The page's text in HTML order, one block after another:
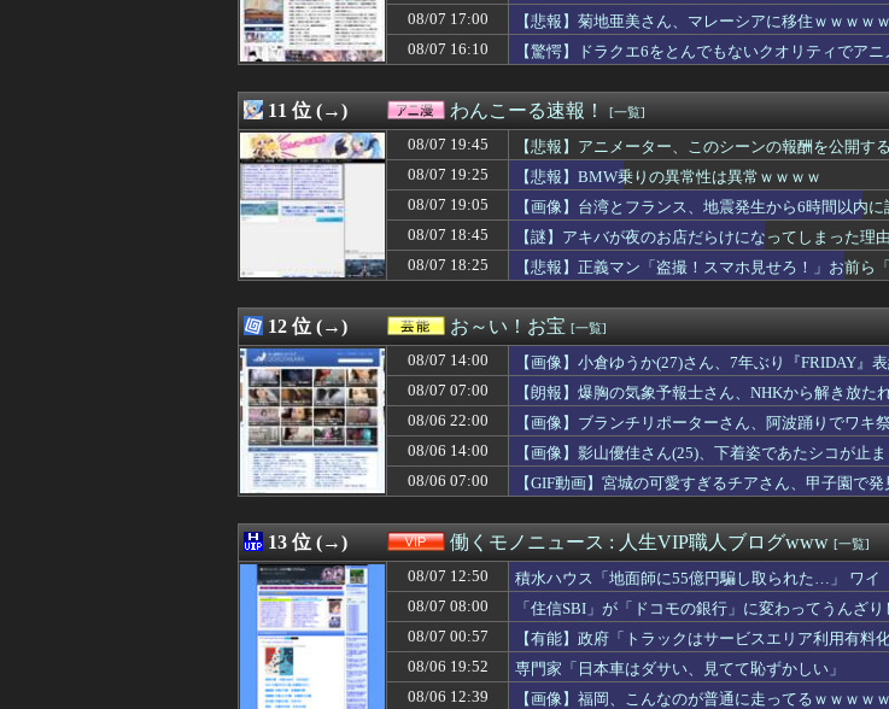
08/07 18:47
【悲報】ちいかわ映画、集中力の無いキッズが観ると「こう」な
08/07 18:45
【悲報】京大病院、患者の脳の正常な部分を摘出してしまう痛恨
08/07 18:45
【悲報】Googleのエンジニア「AIで仕事がつまらなくなった」
08/07 18:45
【謎】アキバが夜のお店だらけになってしまった理由、誰にも分か
08/07 18:45
【速報】スペイン主将ロドリさん…なんとバルセロナへ移籍ｗｗ
08/07 18:45
コールセンター勤務だけど毎日客に怒鳴られもう限界
08/07 18:45
今日近所の商店街の祭に行こうと思うんやが
08/07 18:44
【悲報】高野連「暑熱対策で第2試合は13:30プレイボールや！」
08/07 18:42
【速報】北海道江別大学生殺人事件、主犯格の川口被告(19)に無
施工管理2年目だけど退職を決意w
【孤独死】「孤立死」急増 お前らは大丈夫？
08/07 18:40
「THE NORTH FACE」の人気が低下・・・
08/07 18:40
中国製の自動車。プラスチック部品はクッキーのように脆い
08/07 18:38
鈴木奈々「垂れてたバストが上がった!」「今が一番バスト大きい!
08/07 18:36
【日向坂46】なんのお仕事だ...？正源司陽子に気になる動きが
08/07 18:35
【驚愕】森泉のバニーガール姿、意外とクるｗｗｗｗｗｗｗｗｗ
08/07 18:35
【悲報】ジョジョや鬼滅のゲームを作った人、ジャンプ垢にブロ
08/07 18:34
【画像あり】中学生くらいに見える女の子がうなぎを食べてるけ
08/07 18:33
【ｼｺ注意】女「赤ちゃん一緒に作ろ……？」→ホテルで中出しした
08/07 18:32
【動画】令和のJS、レベチｗｗｗｗｗｗ
08/07 18:32
Jリーグ本日開幕ｗｗｗｗｗｗｗｗｗｗ
08/07 18:31
【ロッテ対オリックス18回戦】ロッテ・安田、オリックス・寺西か
08/07 18:31
【悲報】ワンピ作者・尾田、他の人と同じ「漫画家」という肩書
08/07 18:31
韓国人「日本のアニメ業界で100年続いている暗黙の伝統がこちら
08/07 18:31
阪神 小谷野栄一、片山大樹コーチが体調不良でベンチ外、2軍
08/07 18:31
【画像】ディズニーランドで買える「いなり寿司」がめちゃめち
08/07 18:30
8月7日のとあるスロ専さん、ハナハナシリーズ全台が朝イチ1,2G
08/07 18:30
菅井友香ちゃんのスゲエ『ふくらみ』、大変なことになってるって
08/07 18:30
【FEH】闘技ホモがバリバリ現役なのにそれの上位互換みたいな
08/07 17:00
【悲報】菊地亜美さん、マレーシアに移住ｗｗｗ
08/07 16:10
【驚愕】ドラクエ6をとんでもないクオリティでア
11 位 (→) わんこーる速報！ [一覧]
08/07 19:45
【悲報】アニメーター、このシーンの報酬を公開す
08/07 19:25
【悲報】BMW乗りの異常性は異常ｗｗｗｗ
08/07 19:05
【画像】台湾とフランス、地震発生から6時間以内
08/07 18:45
【謎】アキバが夜のお店だらけになってしまった理
08/07 18:25
【悲報】正義マン「盗撮！スマホ見せろ！」お前
12 位 (→) お～い！お宝 [一覧]
08/07 14:00
【画像】小倉ゆうか(27)さん、7年ぶり『FRIDAY』
08/07 07:00
【朗報】爆胸の気象予報士さん、NHKから解き放た
08/06 22:00
【画像】ブランチリポーターさん、阿波踊りでワキ
08/06 14:00
【画像】影山優佳さん(25)、下着姿であたシコが止
08/06 07:00
【GIF動画】宮城の可愛すぎるチアさん、甲子園で発
13 位 (→) 働くモノニュース : 人生VIP職人ブログwww [一覧]
08/07 12:50
積水ハウス「地面師に55億円騙し取られた…」 ワイ
08/07 08:00
「住信SBI」が「ドコモの銀行」に変わってうんざ
08/07 00:57
【有能】政府「トラックはサービスエリア利用有料
08/06 19:52
専門家「日本車はダサい、見てて恥ずかしい」
08/06 12:39
【画像】福岡、こんなのが普通に走ってるｗｗｗｗ